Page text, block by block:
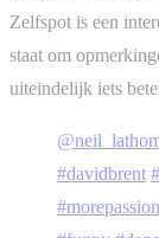
Zelfspot is een
staat om
uiteindelijk iets
#davidbrent
#morepassion